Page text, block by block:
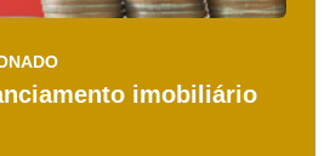
imobiliário